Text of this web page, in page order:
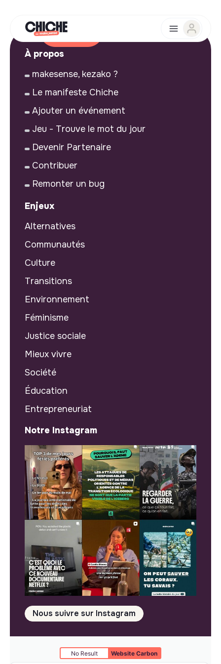
À propos
makesense, kezako ?
Le manifeste Chiche
Ajouter un événement
Jeu - Trouve le mot du jour
Devenir Partenaire
Contribuer
Remonter un bug
Enjeux
Alternatives
Communautés
Culture
Transitions
Environnement
Féminisme
Justice sociale
Mieux vivre
Société
Éducation
Entrepreneuriat
Notre Instagram
Nous suivre sur Instagram
No Result Website Carbon